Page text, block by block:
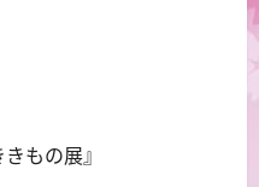
もの展』